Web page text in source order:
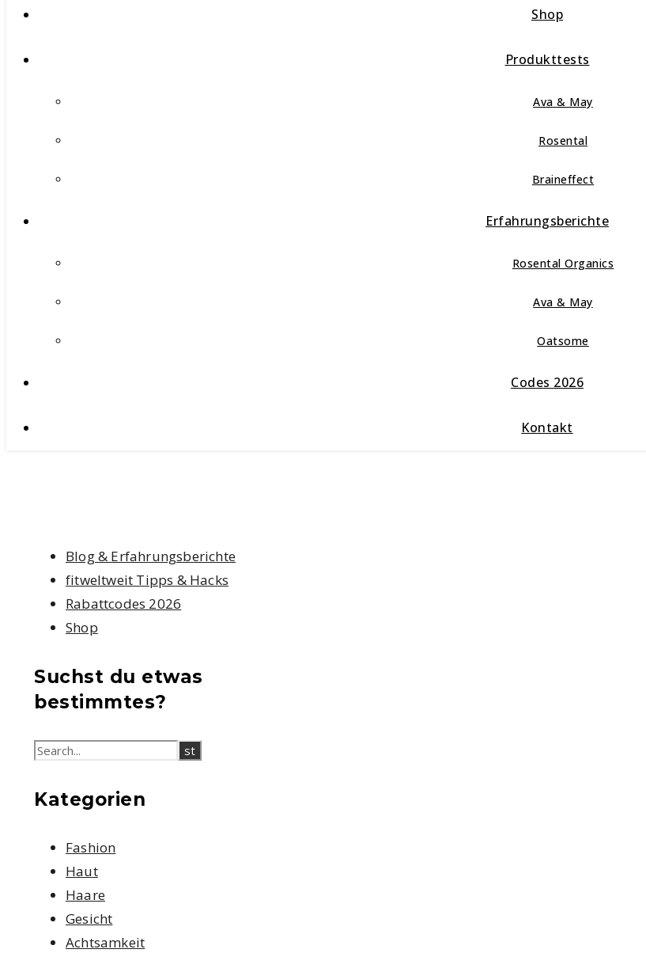
Shop
Produkttests
Ava & May
Rosental
Braineffect
Erfahrungsberichte
Rosental Organics
Ava & May
Oatsome
Codes 2026
Kontakt
Blog & Erfahrungsberichte
fitweltweit Tipps & Hacks
Rabattcodes 2026
Shop
Suchst du etwas
bestimmtes?
Kategorien
Fashion
Haut
Haare
Gesicht
Achtsamkeit